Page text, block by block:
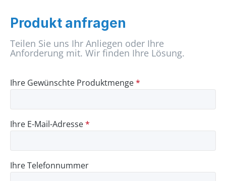
Produkt anfragen
Teilen Sie uns Ihr Anliegen oder Ihre
Anforderung mit. Wir finden Ihre Lösung.
Ihre Gewünschte Produktmenge*
Ihre E-Mail-Adresse*
Ihre Telefonnummer